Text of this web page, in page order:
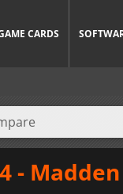
CARDS
-